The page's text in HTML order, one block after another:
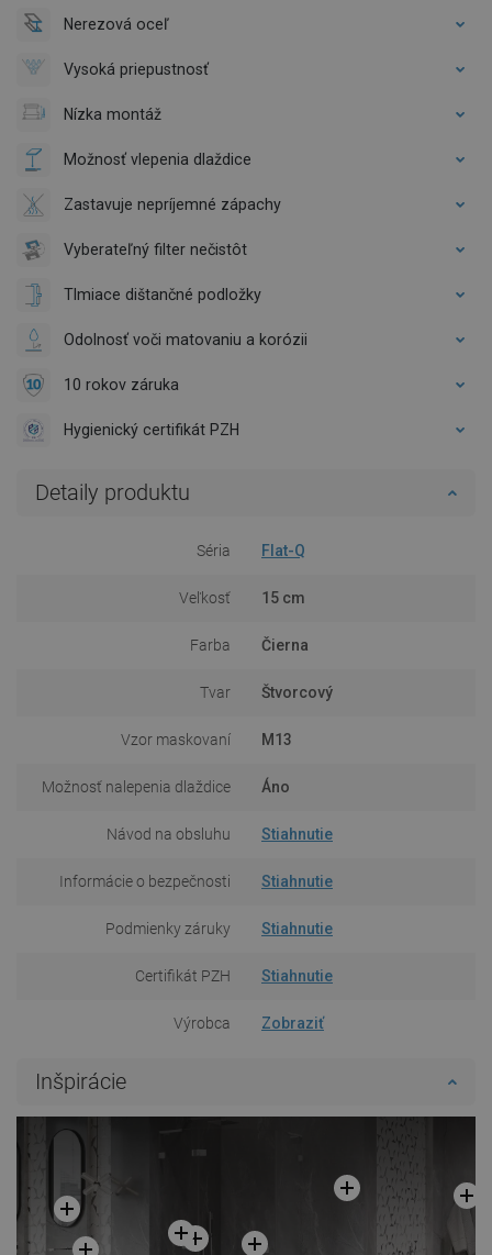
Nerezová oceľ
Vysoká priepustnosť
Nízka montáž
Možnosť vlepenia dlaždice
Zastavuje nepríjemné zápachy
Vyberateľný filter nečistôt
Tlmiace dištančné podložky
Odolnosť voči matovaniu a korózii
10 rokov záruka
Hygienický certifikát PZH
Detaily produktu
Séria Flat-Q
Veľkosť 15 cm
Farba Čierna
Tvar Štvorcový
Vzor maskovaní M13
Možnosť nalepenia dlaždice Áno
Návod na obsluhu Stiahnutie
Informácie o bezpečnosti Stiahnutie
Podmienky záruky Stiahnutie
Certifikát PZH Stiahnutie
Výrobca Zobraziť
Inšpirácie